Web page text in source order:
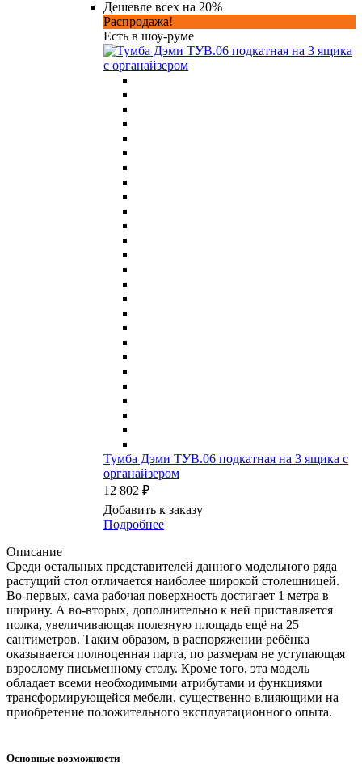
Дешевле всех на 20%
Распродажа!
Есть в шоу-руме
Тумба Дэми ТУВ.06 подкатная на 3 ящика с
органайзером
12 802 ₽
Добавить к заказу
Подробнее
Описание
Среди остальных представителей данного модельного ряда
растущий стол отличается наиболее широкой столешницей.
Во-первых, сама рабочая поверхность достигает 1 метра в
ширину. А во-вторых, дополнительно к ней приставляется
полка, увеличивающая полезную площадь ещё на 25
сантиметров. Таким образом, в распоряжении ребёнка
оказывается полноценная парта, по размерам не уступающая
взрослому письменному столу. Кроме того, эта модель
обладает всеми необходимыми атрибутами и функциями
трансформирующейся мебели, существенно влияющими на
приобретение положительного эксплуатационного опыта.
Основные возможности